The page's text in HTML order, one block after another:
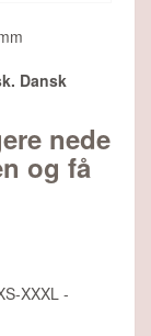
Dansk
nede
og få
XXXL -